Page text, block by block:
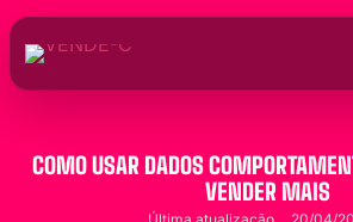
COMO USAR DADOS
VENDER MAIS